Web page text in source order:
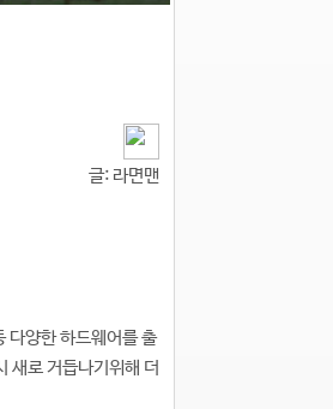
글: 라면맨
다양한 하드웨어를 출
새로 거듭나기위해 더